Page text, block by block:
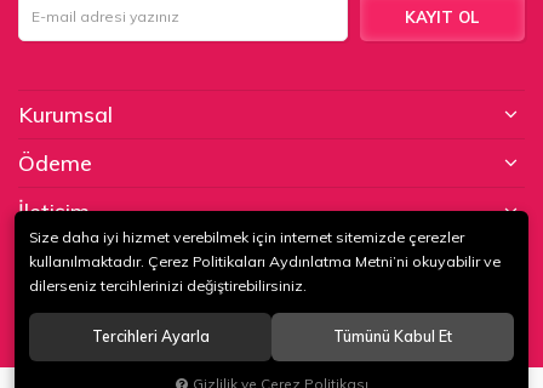
KAYIT OL
Kurumsal
Ödeme
İletişim
© 2020KAPTAN KUNDURA DERİ MAMÜLLERİ KONF. TİC. VE SAN. LTD.
ŞTİ. Tüm hakları saklıdır.
Yeni Nesil E-Ticaret Sistemleri ile Hazırlanmıştır.
Size daha iyi hizmet verebilmek için internet sitemizde çerezler
kullanılmaktadır. Çerez Politikaları Aydınlatma Metni’ni okuyabilir ve
dilerseniz tercihlerinizi değiştirebilirsiniz.
Tercihleri Ayarla Tümünü Kabul Et
Gizlilik ve Çerez Politikası